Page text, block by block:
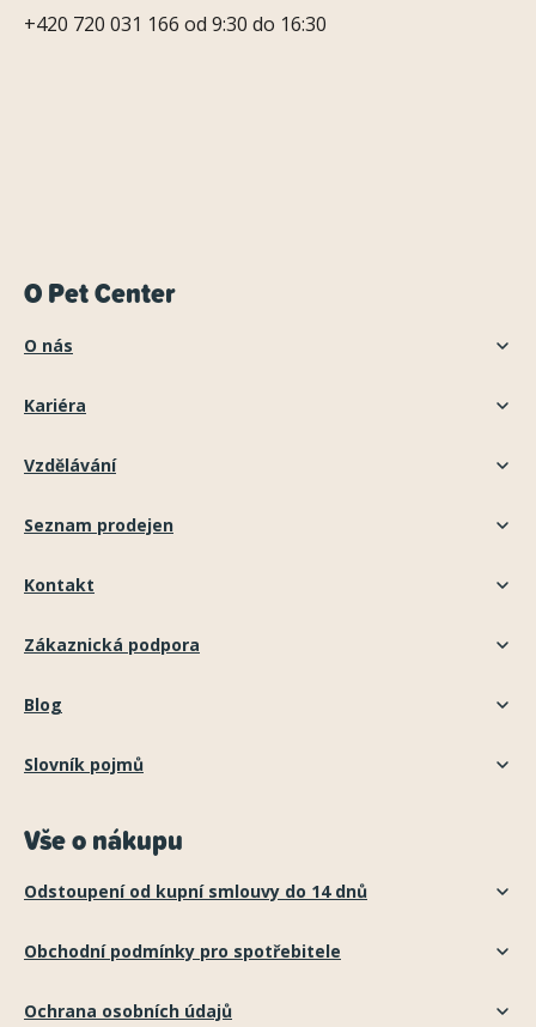
+420 720 031 166 od 9:30 do 16:30
O Pet Center
O nás
Kariéra
Vzdělávání
Seznam prodejen
Kontakt
Zákaznická podpora
Blog
Slovník pojmů
Vše o nákupu
Odstoupení od kupní smlouvy do 14 dnů
Obchodní podmínky pro spotřebitele
Ochrana osobních údajů